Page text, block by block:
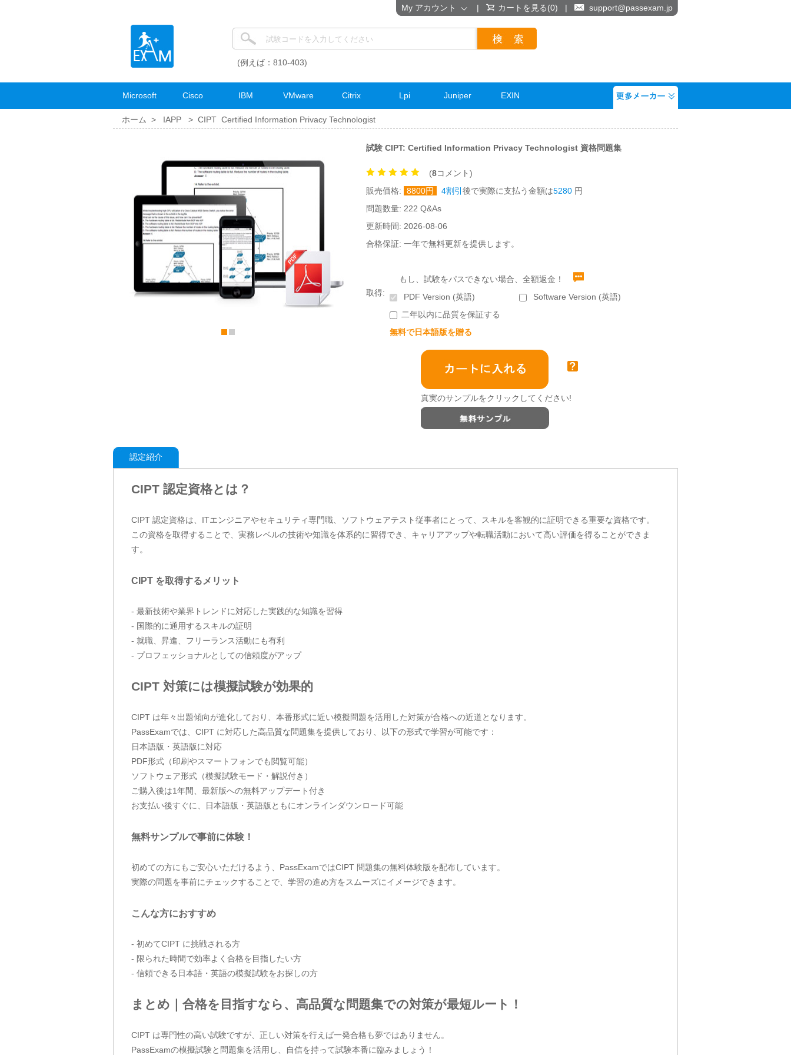
(例えば：810-403)
Microsoft Cisco IBM VMware Citrix Lpi Juniper EXIN
ホーム > IAPP > CIPT Certified Information Privacy Technologist
試験 CIPT: Certified Information Privacy Technologist 資格問題集
(8コメント)
販売価格:
8800円 4割引 後で実際に支払う金額は5280 円
問題数量: 222 Q&As
更新時間: 2026-08-06
合格保証: 一年で無料更新を提供します。
もし、試験をパスできない場合、全額返金！
取得:
PDF Version (英語)
Software Version (英語)
二年以内に品質を保証する
無料で日本語版を贈る
真実のサンプルをクリックしてください!
認定紹介
CIPT 認定資格とは？
CIPT 認定資格は、ITエンジニアやセキュリティ専門職、ソフトウェアテスト従事者にとって、スキルを客観的に証明できる重要な資格です。
この資格を取得することで、実務レベルの技術や知識を体系的に習得でき、キャリアアップや転職活動において高い評価を得ることができま
す。
CIPT を取得するメリット
- 最新技術や業界トレンドに対応した実践的な知識を習得
- 国際的に通用するスキルの証明
- 就職、昇進、フリーランス活動にも有利
- プロフェッショナルとしての信頼度がアップ
CIPT 対策には模擬試験が効果的
CIPT は年々出題傾向が進化しており、本番形式に近い模擬問題を活用した対策が合格への近道となります。
PassExamでは、CIPT に対応した高品質な問題集を提供しており、以下の形式で学習が可能です：
日本語版・英語版に対応
PDF形式（印刷やスマートフォンでも閲覧可能）
ソフトウェア形式（模擬試験モード・解説付き）
ご購入後は1年間、最新版への無料アップデート付き
お支払い後すぐに、日本語版・英語版ともにオンラインダウンロード可能
無料サンプルで事前に体験！
初めての方にもご安心いただけるよう、PassExamではCIPT 問題集の無料体験版を配布しています。
実際の問題を事前にチェックすることで、学習の進め方をスムーズにイメージできます。
こんな方におすすめ
- 初めてCIPT に挑戦される方
- 限られた時間で効率よく合格を目指したい方
- 信頼できる日本語・英語の模擬試験をお探しの方
まとめ｜合格を目指すなら、高品質な問題集での対策が最短ルート！
CIPT は専門性の高い試験ですが、正しい対策を行えば一発合格も夢ではありません。
PassExamの模擬試験と問題集を活用し、自信を持って試験本番に臨みましょう！
My アカウント | カートを見る(0) | support@passexam.jp